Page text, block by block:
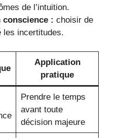
de l’intuition.
conscience : choisir de
les incertitudes.
Application
pratique
Prendre le temps
avant toute
décision majeure